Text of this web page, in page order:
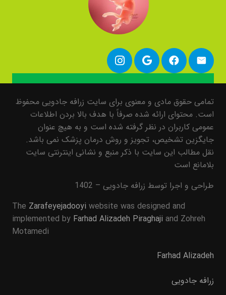
تمامی حقوق مادی و معنوی برای سایت زرافه جادویی محفوظ
است. محتوای ارائه شده صرفاً با هدف بالا بردن اطلاعات
عمومی کاربران در نظر گرفته شده است و به هیچ عنوان
جایگزین تشخیص، تجویز و روش درمان پزشک نمی باشد.
نقل مطالب این سایت با ذکر منبع و نشانی اینترنتی سایت
بلامانع است
طراحی و اجرا توسط زرافه جادویی – 1402
The Zarafeyejadooyi website was designed and
implemented by Farhad Alizadeh Piraghaji and Zohreh
Motamedi
Farhad Alizadeh
زرافه جادویی